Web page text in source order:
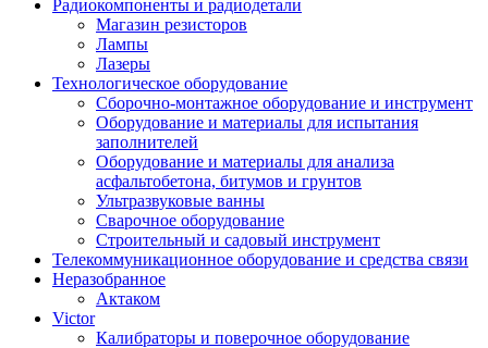
Радиокомпоненты и радиодетали
Магазин резисторов
Лампы
Лазеры
Технологическое оборудование
Сборочно-монтажное оборудование и инструмент
Оборудование и материалы для испытания
заполнителей
Оборудование и материалы для анализа
асфальтобетона, битумов и грунтов
Ультразвуковые ванны
Сварочное оборудование
Строительный и садовый инструмент
Телекоммуникационное оборудование и средства связи
Неразобранное
Актаком
Victor
Калибраторы и поверочное оборудование